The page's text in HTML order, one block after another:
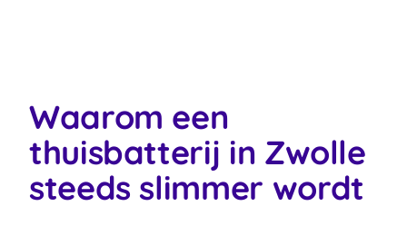
Waarom een
thuisbatterij in Zwolle
steeds slimmer wordt